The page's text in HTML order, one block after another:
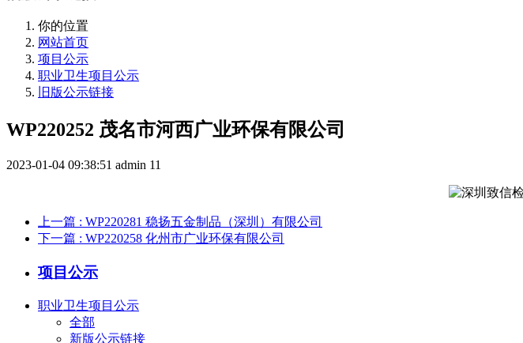
你的位置
网站首页
项目公示
职业卫生项目公示
旧版公示链接
WP220252 茂名市河西广业环保有限公司
2023-01-04 09:38:51 admin 11
上一篇 : WP220281 稳扬五金制品（深圳）有限公司
下一篇 : WP220258 化州市广业环保有限公司
项目公示
职业卫生项目公示
全部
新版公示链接